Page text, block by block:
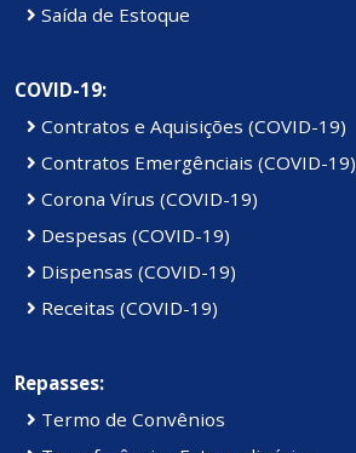
Saída de Estoque
COVID-19:
Contratos e Aquisições (COVID-19)
Contratos Emergênciais (COVID-19)
Corona Vírus (COVID-19)
Despesas (COVID-19)
Dispensas (COVID-19)
Receitas (COVID-19)
Repasses:
Termo de Convênios